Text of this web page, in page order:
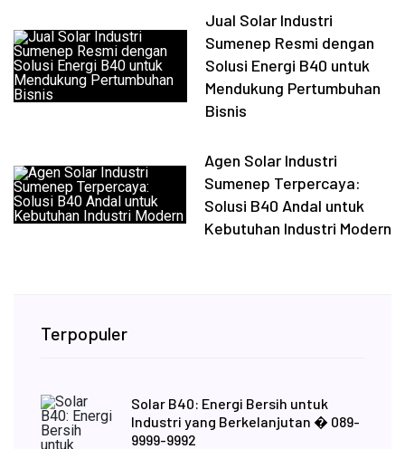
Jual Solar Industri
Sumenep Resmi dengan
Solusi Energi B40 untuk
Mendukung Pertumbuhan
Bisnis
Agen Solar Industri
Sumenep Terpercaya:
Solusi B40 Andal untuk
Kebutuhan Industri Modern
Terpopuler
Solar B40: Energi Bersih untuk
Industri yang Berkelanjutan � 089-
9999-9992